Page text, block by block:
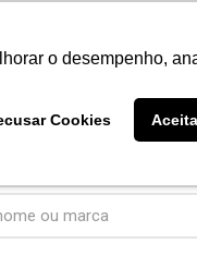
o desempenho,
Cookies